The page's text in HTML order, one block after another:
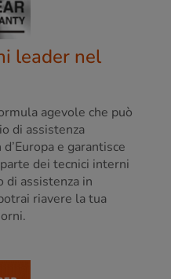
leader nel
agevole che può
di assistenza
e garantisce
dei tecnici interni
di assistenza in
riavere la tua